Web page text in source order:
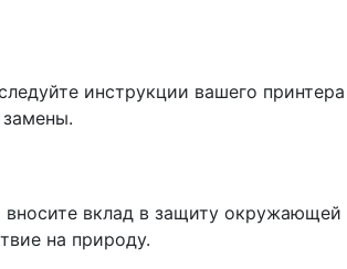
инструкции вашего
вклад в защиту
на природу.